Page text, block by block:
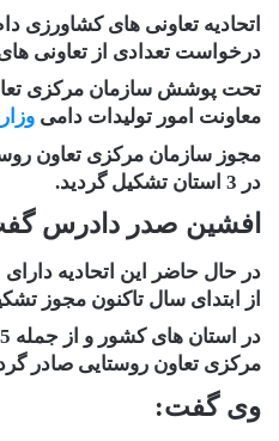
اتحادیه تعاونی های کشاورزی
درخواست تعدادی از تعاونی
تحت پوشش سازمان مرکزی
معاونت امور تولیدات دامی
در 3 استان تشکیل گردید.
افشین صدر دادرس
از ابتدای سال تاکنون مجوز تشکیل 10 شرکت تعاونی
مرکزی تعاون روستایی صادر
وی گفت: